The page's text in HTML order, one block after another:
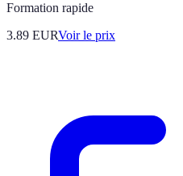
Formation rapide
3.89 EURVoir le prix